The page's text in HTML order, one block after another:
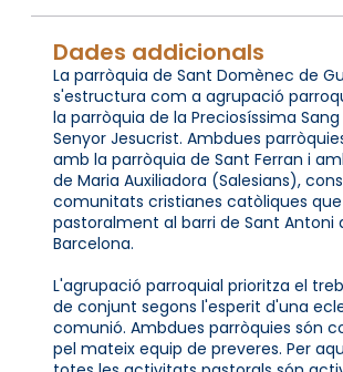
Dades addicionals
La parròquia de Sant Domènec de
s'estructura com a agrupació
la parròquia de la Preciosíssima
Senyor Jesucrist. Ambdues
amb la parròquia de Sant Ferran i
de Maria Auxiliadora (Salesians),
comunitats cristianes catòliques
pastoralment al barri de Sant Antoni
Barcelona.
L'agrupació parroquial prioritza el
de conjunt segons l'esperit d'una
comunió. Ambdues parròquies són
pel mateix equip de preveres. Per